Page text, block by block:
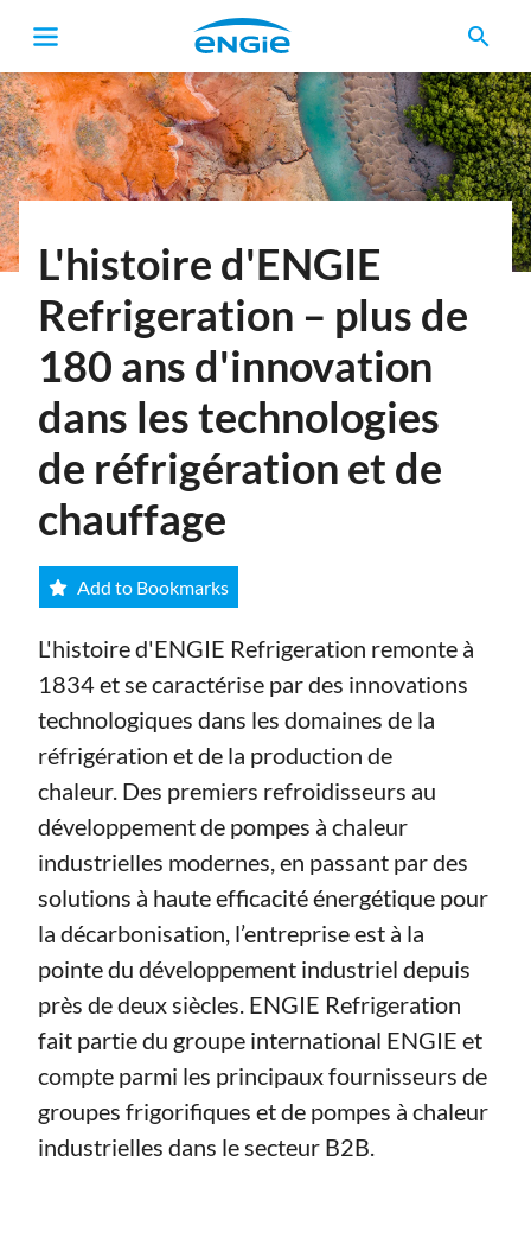
search
L'histoire d'ENGIE
Refrigeration – plus de
180 ans d'innovation
dans les technologies
de réfrigération et de
chauffage
Add to Bookmarks
L'histoire d'ENGIE Refrigeration remonte à
1834 et se caractérise par des innovations
technologiques dans les domaines de la
réfrigération et de la production de
chaleur. Des premiers refroidisseurs au
développement de pompes à chaleur
industrielles modernes, en passant par des
solutions à haute efficacité énergétique pour
la décarbonisation, l’entreprise est à la
pointe du développement industriel depuis
près de deux siècles. ENGIE Refrigeration
fait partie du groupe international ENGIE et
compte parmi les principaux fournisseurs de
groupes frigorifiques et de pompes à chaleur
industrielles dans le secteur B2B.